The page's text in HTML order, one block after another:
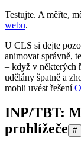
Testujte. A měřte,
webu.
U CLS si dejte
animovat správně,
– když v některých
udělány špatně a
mohli uvést řešení
INP/TBT:
prohlížeče #